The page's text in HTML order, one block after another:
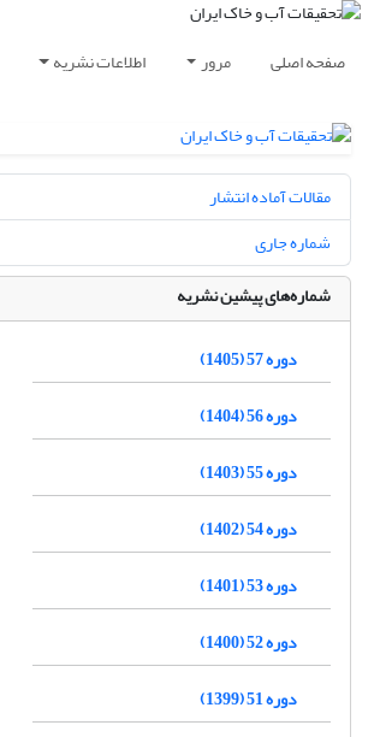
صفحه اصلی مرور اطلاعات نشریه
مقالات آماده انتشار
شماره جاری
شماره‌های پیشین نشریه
دوره 57 (1405)
دوره 56 (1404)
دوره 55 (1403)
دوره 54 (1402)
دوره 53 (1401)
دوره 52 (1400)
دوره 51 (1399)